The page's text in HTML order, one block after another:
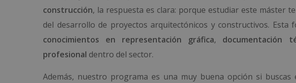
construcción, la respuesta es clara: porque estudiar este máster
del desarrollo de proyectos arquitectónicos y constructivos. Esta
conocimientos en representación gráfica, documentación
profesional dentro del sector.
Además, nuestro programa es una muy buena opción si